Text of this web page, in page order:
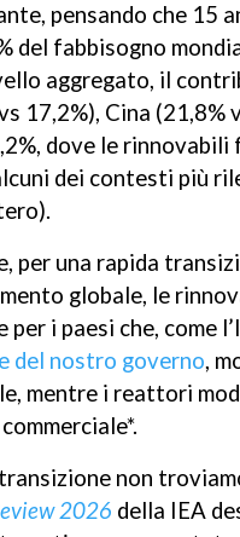
pensando che 15
del fabbisogno
aggregato, il
17,2%), Cina
dove le
dei contesti più
per una rapida
globale, le
i paesi che, come
del nostro governo,
mentre i reattori
non
2026 della IEA